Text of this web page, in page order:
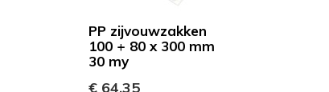
PP zijvouwzakken
100 + 80 x 300 mm
30 my
€ 64,35